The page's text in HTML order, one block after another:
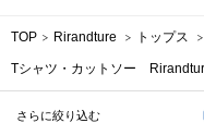
TOP Rirandture トップス
Tシャツ・カットソー
さらに絞り込む